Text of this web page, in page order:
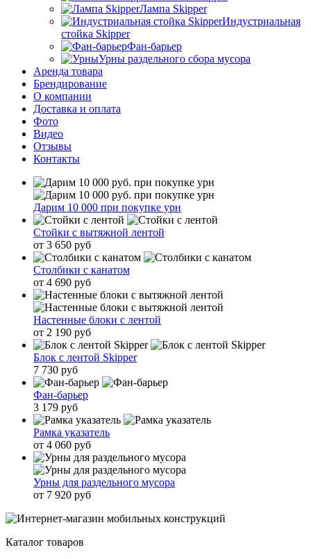
Лампа Skipper
Индустриальная
стойка Skipper
Фан-барьер
Урны раздельного сбора мусора
Аренда товара
Брендирование
О компании
Доставка и оплата
Фото
Видео
Отзывы
Контакты
Дарим 10 000 при покупке урн
Стойки с вытяжной лентой
от 3 650 руб
Столбики с канатом
от 4 690 руб
Настенные блоки с лентой
от 2 190 руб
Блок с лентой Skipper
7 730 руб
Фан-барьер
3 179 руб
Рамка указатель
от 4 060 руб
Урны для раздельного мусора
от 7 920 руб
Каталог товаров